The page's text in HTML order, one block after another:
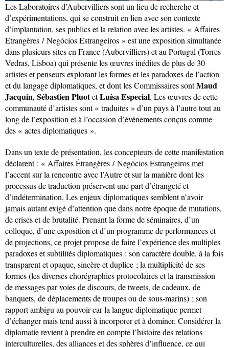
Les Laboratoires d’Aubervilliers sont un lieu de recherche et
d’expérimentations, qui se construit en lien avec son contexte
d’implantation, ses publics et la relation avec les artistes. « Affaires
Etrangères / Negócios Estrangeiros » est une exposition simultanée
dans plusieurs sites en France (Aubervilliers) et au Portugal (Torres
Vedras, Lisboa) qui présente les œuvres inédites de plus de 30
artistes et penseurs explorant les formes et les paradoxes de l’action
et du langage diplomatiques, et dont les Commissaires sontMaud
Jacquin, Sébastien PluotetLuísa Especial. Les œuvres de cette
communauté d’artistes sont « traduites » d’un pays à l’autre tout au
long de l’exposition et à l’occasion d’événements conçus comme
des « actes diplomatiques ».
Dans un texte de présentation, les concepteurs de cette manifestation
déclarent : « Affaires Étrangères / Negócios Estrangeiros met
l’accent sur la rencontre avec l’Autre et sur la manière dont les
processus de traduction préservent une part d’étrangeté et
d’indétermination. Les enjeux diplomatiques semblent n’avoir
jamais autant exigé d’attention que dans notre époque de mutations,
de crises et de brutalité. Prenant la forme de séminaires, d’un
colloque, d’une exposition et d’un programme de performances et
de projections, ce projet propose de faire l’expérience des multiples
paradoxes et subtilités diplomatiques : son caractère double, à la fois
transparent et opaque, sincère et duplice ; la multiplicité de ses
formes (les diverses chorégraphies protocolaires et la transmission
de messages par voies de discours, de tweets, de cadeaux, de
banquets, de déplacements de troupes ou de sous-marins) ; son
rapport ambigu au pouvoir car la langue diplomatique permet
d’échanger mais tend aussi à incorporer et à dominer. Considérer la
diplomatie revient à prendre en compte l’histoire des relations
interculturelles, des alliances et des sphères d’influence, ce qui